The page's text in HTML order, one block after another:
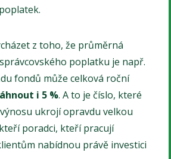
z toho, že průměrná
poplatku je např.
fondů může celková roční
i 5 %. A to je číslo, které
ukrojí opravdu velkou
poradci, kteří pracují
nabídnou právě investici